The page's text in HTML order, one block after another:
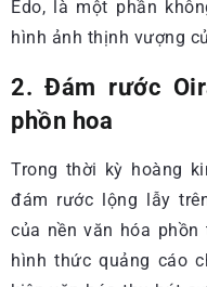
Edo, là một phần
hình ảnh thịnh vượng
2. Đám rước
phồn hoa
Trong thời kỳ hoàng
đám rước lộng lẫy
của nền văn hóa
hình thức quảng cáo